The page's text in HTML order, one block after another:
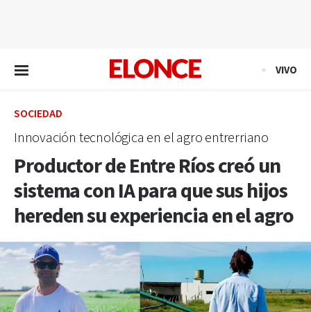
VIVO
SOCIEDAD
Innovación tecnológica en el agro entrerriano
Productor de Entre Ríos creó un
sistema con IA para que sus hijos
hereden su experiencia en el agro